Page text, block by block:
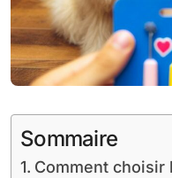
Sommaire
Comment choisir